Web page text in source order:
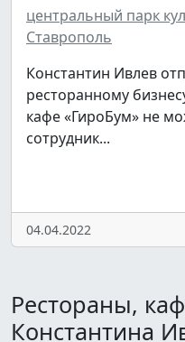
центральный парк
Ставрополь
Константин Ивлев
ресторанному
кафе «ГироБум» не
сотрудник...
04.04.2022
Рестораны,
Константина